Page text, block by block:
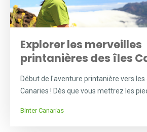
Explorer les merveilles
printanières des îles
Début de l'aventure printanière vers
Canaries ! Dès que vous mettrez les
Binter Canarias